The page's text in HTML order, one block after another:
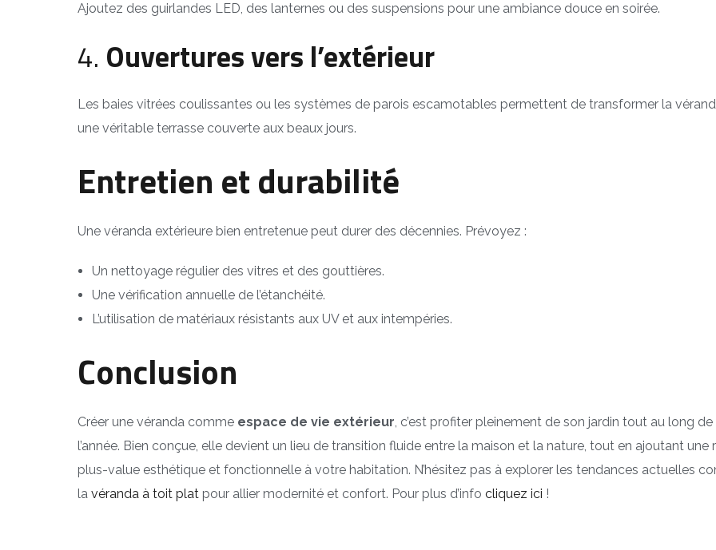
Ajoutez des guirlandes LED, des lanternes ou des suspensions pour une ambiance douce en soirée.
4. Ouvertures vers l’extérieur
Les baies vitrées coulissantes ou les systèmes de parois escamotables permettent de transformer la
une véritable terrasse couverte aux beaux jours.
Entretien et durabilité
Une véranda extérieure bien entretenue peut durer des décennies. Prévoyez :
Un nettoyage régulier des vitres et des gouttières.
Une vérification annuelle de l’étanchéité.
L’utilisation de matériaux résistants aux UV et aux intempéries.
Conclusion
Créer une véranda comme espace de vie extérieur, c’est profiter pleinement de son jardin tout au long de
l’année. Bien conçue, elle devient un lieu de transition fluide entre la maison et la nature, tout en ajoutant une
plus-value esthétique et fonctionnelle à votre habitation. N’hésitez pas à explorer les tendances actuelles
la véranda à toit plat pour allier modernité et confort. Pour plus d’info cliquez ici !